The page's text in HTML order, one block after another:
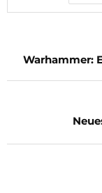
Warhammer: